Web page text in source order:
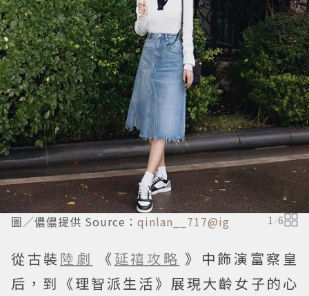
圖／儂儂提供 Source： qinlan__717@ig 1/6
從古裝 陸劇 《 延禧攻略 》中飾演富察皇
后，到《理智派生活》展現大齡女子的心